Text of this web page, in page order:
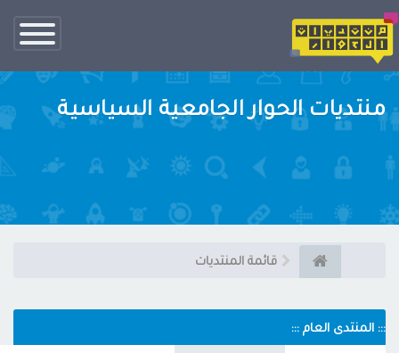
تبديل
الناف
منتديات الحوار الجامعية السياسية
قائمة المنتديات
::: المنتدى العام :::